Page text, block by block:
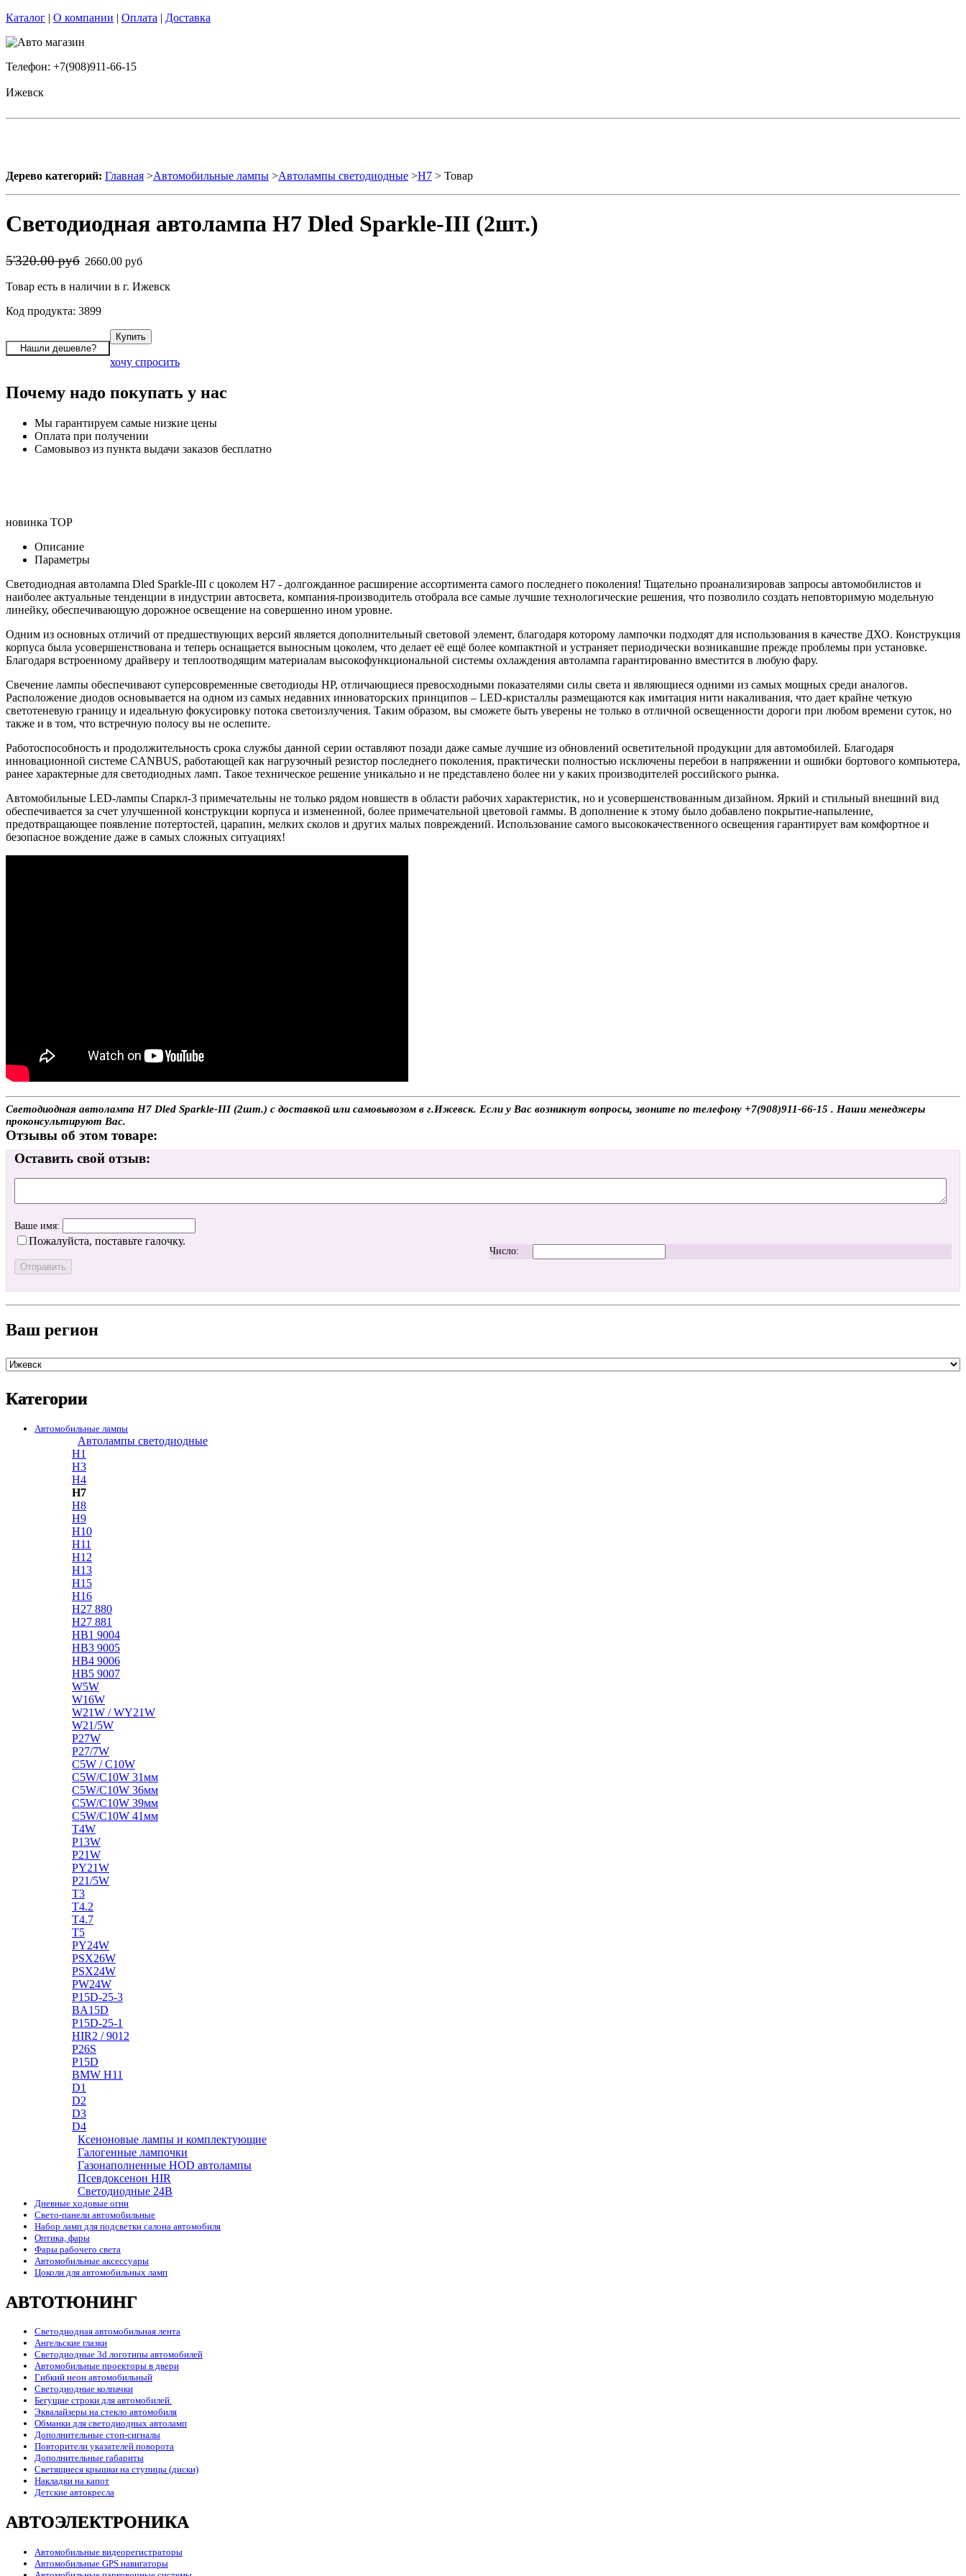
Каталог | О компании | Оплата | Доставка
Телефон: +7(908)911-66-15
Ижевск
Дерево категорий: Главная >Автомобильные лампы >Автолампы светодиодные >H7 > Товар
Светодиодная автолампа H7 Dled Sparkle-III (2шт.)
5'320.00 руб 2660.00 руб
Товар есть в наличии в г. Ижевск
Код продукта: 3899
хочу спросить
Почему надо покупать у нас
Мы гарантируем самые низкие цены
Оплата при получении
Самовывоз из пункта выдачи заказов бесплатно
новинка TOP
Описание
Параметры
Светодиодная автолампа Dled Sparkle-III с цоколем H7 - долгожданное расширение ассортимента самого последнего поколения! Тщательно проанализировав запросы автомобилистов и
наиболее актуальные тенденции в индустрии автосвета, компания-производитель отобрала все самые лучшие технологические решения, что позволило создать неповторимую модельную
линейку, обеспечивающую дорожное освещение на совершенно ином уровне.
Одним из основных отличий от предшествующих версий является дополнительный световой элемент, благодаря которому лампочки подходят для использования в качестве ДХО. Конструкция
корпуса была усовершенствована и теперь оснащается выносным цоколем, что делает её ещё более компактной и устраняет периодически возникавшие прежде проблемы при установке.
Благодаря встроенному драйверу и теплоотводящим материалам высокофункциональной системы охлаждения автолампа гарантированно вместится в любую фару.
Свечение лампы обеспечивают суперсовременные светодиоды HP, отличающиеся превосходными показателями силы света и являющиеся одними из самых мощных среди аналогов.
Расположение диодов основывается на одном из самых недавних инноваторских принципов – LED-кристаллы размещаются как имитация нити накаливания, что дает крайне четкую
светотеневую границу и идеальную фокусировку потока светоизлучения. Таким образом, вы сможете быть уверены не только в отличной освещенности дороги при любом времени суток, но
также и в том, что встречную полосу вы не ослепите.
Работоспособность и продолжительность срока службы данной серии оставляют позади даже самые лучшие из обновлений осветительной продукции для автомобилей. Благодаря
инновационной системе CANBUS, работающей как нагрузочный резистор последнего поколения, практически полностью исключены перебои в напряжении и ошибки бортового компьютера,
ранее характерные для светодиодных ламп. Такое техническое решение уникально и не представлено более ни у каких производителей российского рынка.
Автомобильные LED-лампы Спаркл-3 примечательны не только рядом новшеств в области рабочих характеристик, но и усовершенствованным дизайном. Яркий и стильный внешний вид
обеспечивается за счет улучшенной конструкции корпуса и измененной, более примечательной цветовой гаммы. В дополнение к этому было добавлено покрытие-напыление,
предотвращающее появление потертостей, царапин, мелких сколов и других малых повреждений. Использование самого высококачественного освещения гарантирует вам комфортное и
безопасное вождение даже в самых сложных ситуациях!
Светодиодная автолампа H7 Dled Sparkle-III (2шт.) с доставкой или самовывозом в г.Ижевск. Если у Вас возникнут вопросы, звоните по телефону +7(908)911-66-15 . Наши менеджеры
проконсультируют Вас.
Отзывы об этом товаре:
Оставить свой отзыв:
Ваше имя:
Пожалуйста, поставьте галочку.
Число:
Ваш регион
Категории
Автомобильные лампы
Автолампы светодиодные
H1
H3
H4
H7
H8
H9
H10
H11
H12
H13
H15
H16
H27 880
H27 881
HB1 9004
HB3 9005
HB4 9006
HB5 9007
W5W
W16W
W21W / WY21W
W21/5W
P27W
P27/7W
C5W / C10W
C5W/C10W 31мм
C5W/C10W 36мм
C5W/C10W 39мм
C5W/C10W 41мм
T4W
P13W
P21W
PY21W
P21/5W
T3
T4.2
T4.7
T5
PY24W
PSX26W
PSX24W
PW24W
P15D-25-3
BA15D
P15D-25-1
HIR2 / 9012
P26S
P15D
BMW H11
D1
D2
D3
D4
Ксеноновые лампы и комплектующие
Галогенные лампочки
Газонаполненные HOD автолампы
Псевдоксенон HIR
Cветодиодные 24B
Дневные ходовые огни
Свето-панели автомобильные
Набор ламп для подсветки салона автомобиля
Оптика, фары
Фары рабочего света
Автомобильные аксессуары
Цоколи для автомобильных ламп
АВТОТЮНИНГ
Светодиодная автомобильная лента
Ангельские глазки
Светодиодные 3d логотипы автомобилей
Автомобильные проекторы в двери
Гибкий неон автомобильный
Светодиодные колпачки
Бегущие строки для автомобилей.
Эквалайзеры на стекло автомобиля
Обманки для светодиодных автоламп
Дополнительные стоп-сигналы
Повторители указателей поворота
Дополнительные габариты
Светящиеся крышки на ступицы (диски)
Накладки на капот
Детские автокресла
АВТОЭЛЕКТРОНИКА
Автомобильные видеорегистраторы
Автомобильные GPS навигаторы